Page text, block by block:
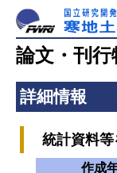
論文・刊行
詳細情報
統計資料等
作成